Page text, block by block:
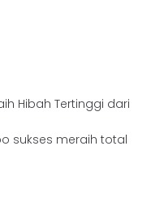
Hibah Tertinggi dari
sukses meraih total